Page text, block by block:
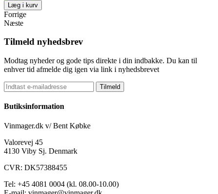
Læg i kurv
Forrige
Næste
Tilmeld nyhedsbrev
Modtag nyheder og gode tips direkte i din indbakke. Du kan til
enhver tid afmelde dig igen via link i nyhedsbrevet
Tilmeld
Butiksinformation
Vinmager.dk v/ Bent Købke
Valorevej 45
4130 Viby Sj. Denmark
CVR: DK57388455
Tel: +45 4081 0004 (kl. 08.00-10.00)